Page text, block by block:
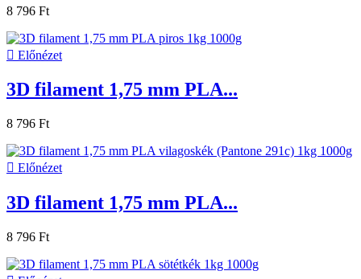
8 796 Ft
 Előnézet
3D filament 1,75 mm PLA...
8 796 Ft
 Előnézet
3D filament 1,75 mm PLA...
8 796 Ft